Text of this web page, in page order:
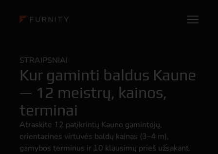
STRAIPSNIAI
Kur gaminti baldus Kaune
— 12 meistrų, kainos,
terminai
Atraskite 12 patikrintų Kauno gamintojų,
orientacines virtuvės baldų kainas (3–4 m),
gamybos terminus ir 10 klausimų prieš užsakant.